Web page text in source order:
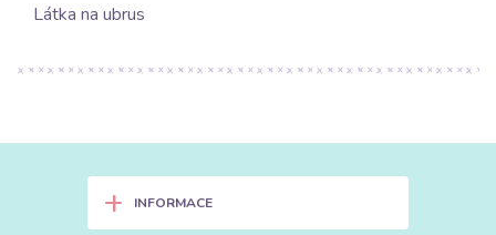
Látka na ubrus
+ INFORMACE